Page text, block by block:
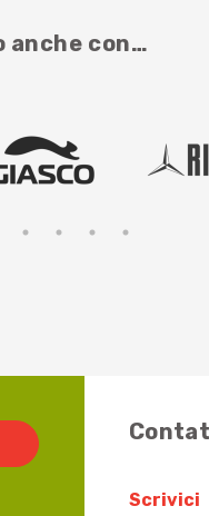
anche con…
Scrivici